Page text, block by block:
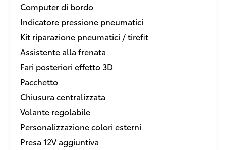
Computer di bordo
Indicatore pressione pneumatici
Kit riparazione pneumatici / tirefit
Assistente alla frenata
Fari posteriori effetto 3D
Pacchetto
Chiusura centralizzata
Volante regolabile
Personalizzazione colori esterni
Presa 12V aggiuntiva